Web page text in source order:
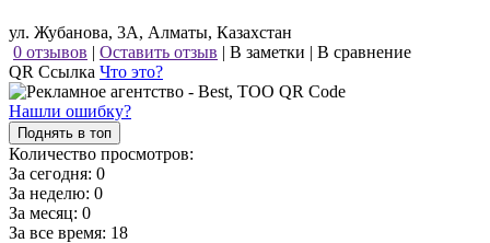
ул. Жубанова, 3А, Алматы, Казахстан
0 отзывов | Оставить отзыв | В заметки | В сравнение
QR Ссылка Что это?
Нашли ошибку?
Поднять в топ
Количество просмотров:
За сегодня: 0
За неделю: 0
За месяц: 0
За все время: 18